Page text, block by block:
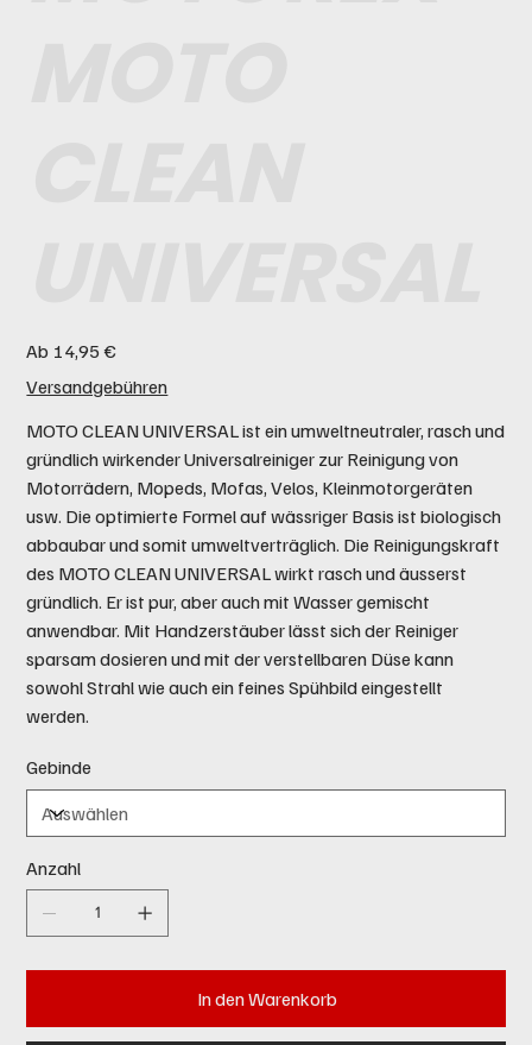
Ab 14,95 €
Versandgebühren
MOTO CLEAN UNIVERSAL ist ein umweltneutraler, rasch und
gründlich wirkender Universalreiniger zur Reinigung von
Motorrädern, Mopeds, Mofas, Velos, Kleinmotorgeräten
usw. Die optimierte Formel auf wässriger Basis ist biologisch
abbaubar und somit umweltverträglich. Die Reinigungskraft
des MOTO CLEAN UNIVERSAL wirkt rasch und äusserst
gründlich. Er ist pur, aber auch mit Wasser gemischt
anwendbar. Mit Handzerstäuber lässt sich der Reiniger
sparsam dosieren und mit der verstellbaren Düse kann
sowohl Strahl wie auch ein feines Spühbild eingestellt
werden.
Gebinde
Anzahl
In den Warenkorb